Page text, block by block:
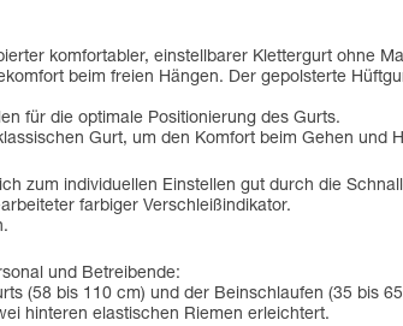
komfortabler, einstellbarer Klettergurt ohne
beim freien Hängen. Der gepolsterte
für die optimale Positionierung des Gurts.
Gurt, um den Komfort beim Gehen und
zum individuellen Einstellen gut durch die
farbiger Verschleißindikator.
und Betreibende:
(58 bis 110 cm) und der Beinschlaufen (35 bis
hinteren elastischen Riemen erleichtert.